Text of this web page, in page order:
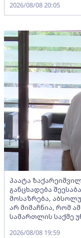
2026/08/08 20:05
პაატა
განცხადება
მოსაზრება,
არ მიმაჩნია, რომ
სამართლის საქმე
2026/08/08 19:59